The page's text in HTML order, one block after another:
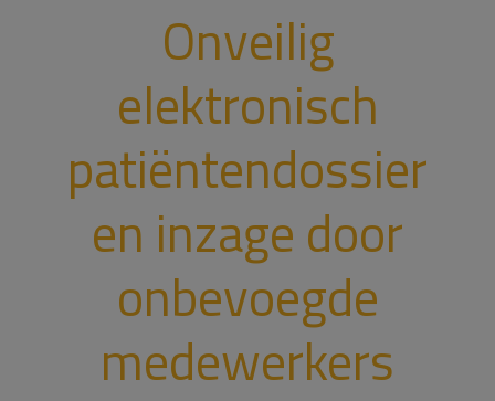
Onveilig
elektronisch
patiëntendossier
en inzage door
onbevoegde
medewerkers